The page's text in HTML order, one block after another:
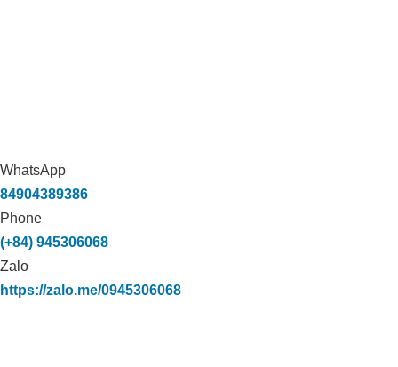
WhatsApp
84904389386
Phone
(+84) 945306068
Zalo
https://zalo.me/0945306068